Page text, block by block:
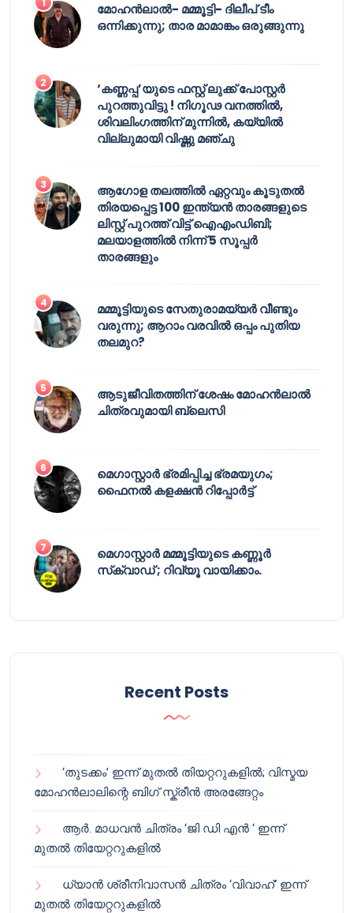
മോഹൻലാൽ- മമ്മൂട്ടി- ദിലീപ് ടീം
ഒന്നിക്കുന്നു; താര മാമാങ്കം ഒരുങ്ങുന്നു
‘കണ്ണപ്പ’യുടെ ഫസ്റ്റ് ലുക്ക് പോസ്റ്റർ
പുറത്തുവിട്ടു ! നിഗൂഢ വനത്തിൽ,
ശിവലിംഗത്തിന് മുന്നിൽ, കയ്യിൽ
വില്ലുമായി വിഷ്ണു മഞ്ചു
ആഗോള തലത്തിൽ ഏറ്റവും കൂടുതൽ
തിരയപ്പെട്ട 100 ഇന്ത്യൻ താരങ്ങളുടെ
ലിസ്റ്റ് പുറത്ത് വിട്ട് ഐഎംഡിബി;
മലയാളത്തിൽ നിന്ന് 5 സൂപ്പർ
താരങ്ങളും
മമ്മൂട്ടിയുടെ സേതുരാമയ്യർ വീണ്ടും
വരുന്നു; ആറാം വരവിൽ ഒപ്പം പുതിയ
തലമുറ?
ആടുജീവിതത്തിന് ശേഷം മോഹൻലാൽ
ചിത്രവുമായി ബ്ലെസി
മെഗാസ്റ്റാർ ഭ്രമിപ്പിച്ച ഭ്രമയുഗം;
ഫൈനൽ കളക്ഷൻ റിപ്പോർട്ട്
മെഗാസ്റ്റാർ മമ്മൂട്ടിയുടെ കണ്ണൂർ
സ്‌ക്വാഡ് ; റിവ്യൂ വായിക്കാം.
Recent Posts
‘തുടക്കം’ ഇന്ന് മുതൽ തിയറ്ററുകളിൽ; വിസ്മയ
മോഹൻലാലിന്റെ ബിഗ് സ്ക്രീൻ അരങ്ങേറ്റം
ആർ. മാധവൻ ചിത്രം ‘ജി ഡി എൻ ‘ ഇന്ന്
മുതൽ തിയേറ്ററുകളിൽ
ധ്യാൻ ശ്രീനിവാസൻ ചിത്രം ‘വിവാഹ്’ ഇന്ന്
മുതൽ തിയേറ്ററുകളിൽ